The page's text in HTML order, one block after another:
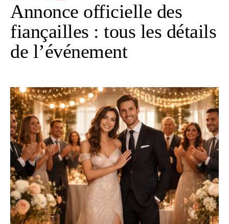
Annonce officielle des
fiançailles : tous les détails
de l’événement